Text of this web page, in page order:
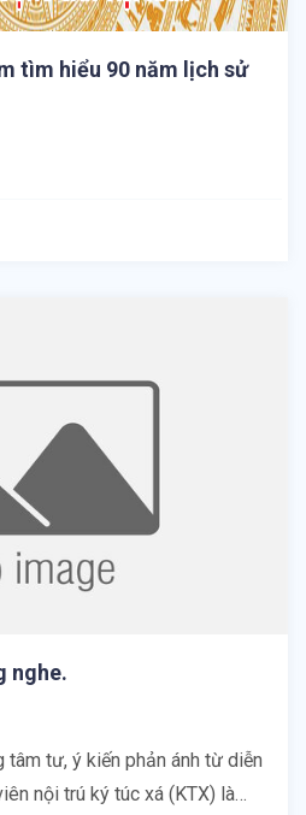
tìm hiểu 90 năm lịch sử
nghe.
tâm tư, ý kiến phản ánh từ diễn
nội trú ký túc xá (KTX) là